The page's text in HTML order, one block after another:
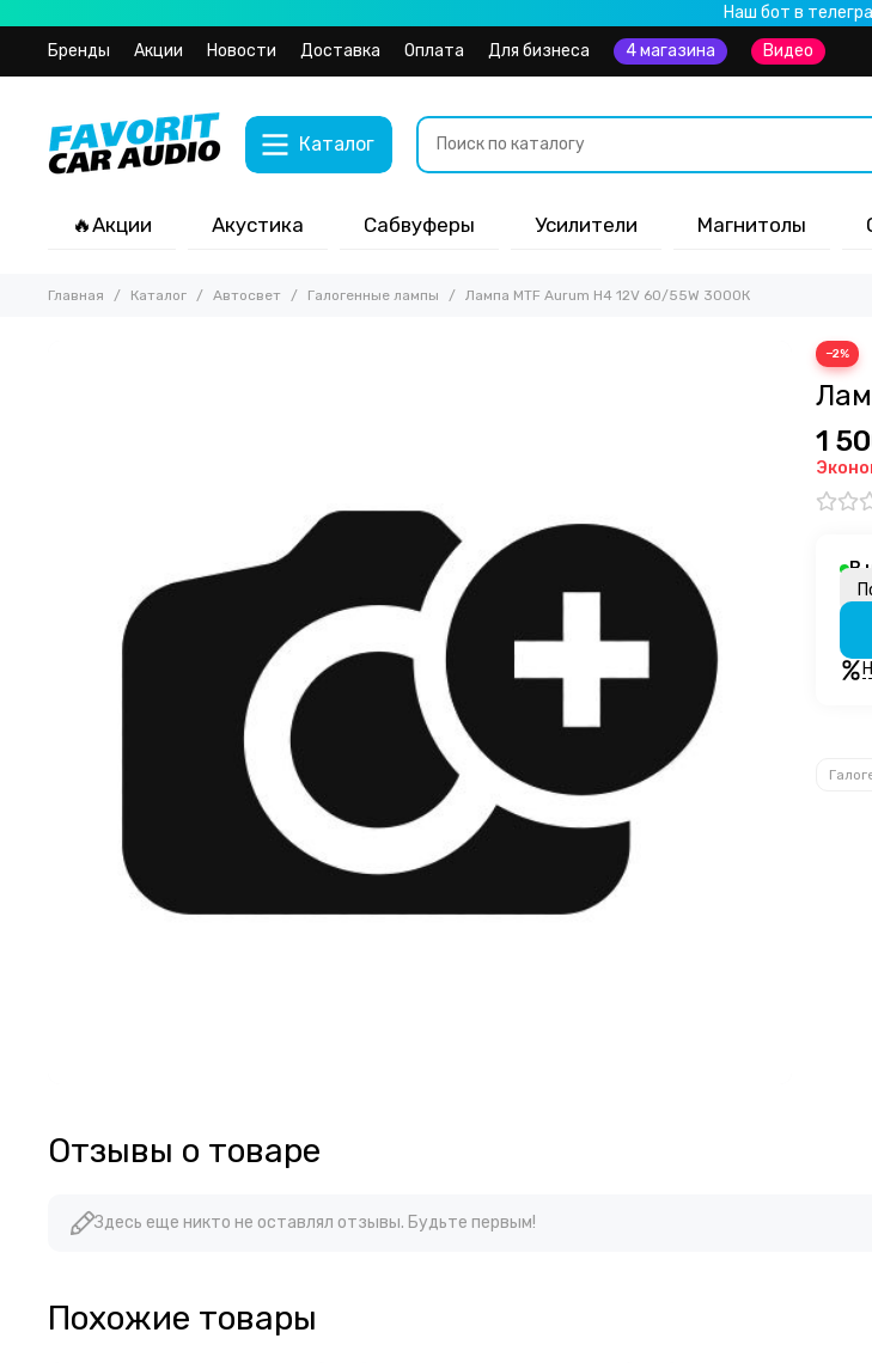
Наш бот в
Бренды
Акции Новости Доставка Оплата Для бизнеса 4 магазина Видео
Каталог
🔥Акции Акустика Сабвуферы Усилители Магнитолы
Главная Каталог Автосвет Галогенные лампы Лампа MTF Aurum H4 12V 60/55W 3000К
−2%
1
В
Отзывы о товаре
Здесь еще никто не оставлял отзывы. Будьте первым!
Похожие товары